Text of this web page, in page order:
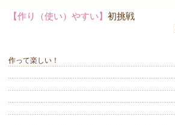
【作り（使い）やすい】 初挑戦
作って楽しい！